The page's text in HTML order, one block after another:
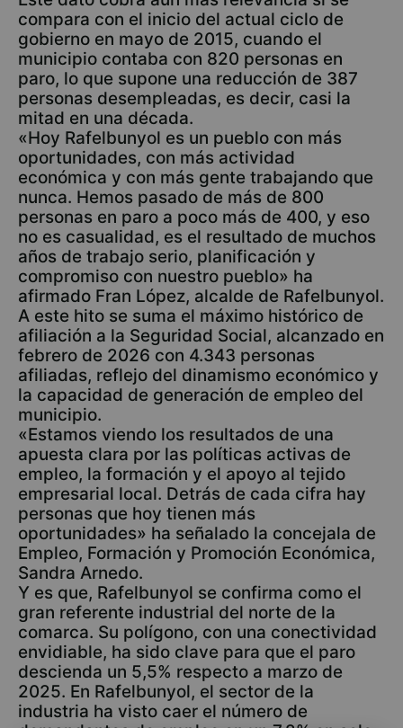
compara con el inicio del actual ciclo de
gobierno en mayo de 2015, cuando el
municipio contaba con 820 personas en
paro, lo que supone una reducción de 387
personas desempleadas, es decir, casi la
mitad en una década.
«Hoy Rafelbunyol es un pueblo con más
oportunidades, con más actividad
económica y con más gente trabajando que
nunca. Hemos pasado de más de 800
personas en paro a poco más de 400, y eso
no es casualidad, es el resultado de muchos
años de trabajo serio, planificación y
compromiso con nuestro pueblo» ha
afirmado Fran López, alcalde de Rafelbunyol.
A este hito se suma el máximo histórico de
afiliación a la Seguridad Social, alcanzado en
febrero de 2026 con 4.343 personas
afiliadas, reflejo del dinamismo económico y
la capacidad de generación de empleo del
municipio.
«Estamos viendo los resultados de una
apuesta clara por las políticas activas de
empleo, la formación y el apoyo al tejido
empresarial local. Detrás de cada cifra hay
personas que hoy tienen más
oportunidades» ha señalado la concejala de
Empleo, Formación y Promoción Económica,
Sandra Arnedo.
Y es que, Rafelbunyol se confirma como el
gran referente industrial del norte de la
comarca. Su polígono, con una conectividad
envidiable, ha sido clave para que el paro
descienda un 5,5% respecto a marzo de
2025. En Rafelbunyol, el sector de la
industria ha visto caer el número de